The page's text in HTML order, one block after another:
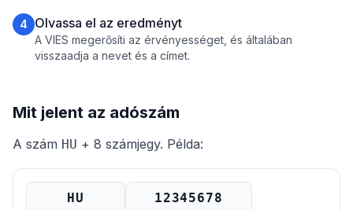
4 Olvassa el az eredményt
A VIES megerősíti az érvényességet, és általában
visszaadja a nevet és a címet.
Mit jelent az adószám
A szám HU + 8 számjegy. Példa:
HU 12345678